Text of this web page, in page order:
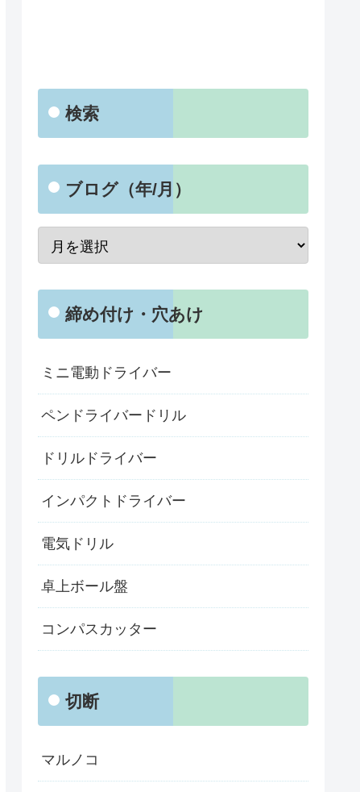
検索
ブログ（年/月）
締め付け・穴あけ
ミニ電動ドライバー
ペンドライバードリル
ドリルドライバー
インパクトドライバー
電気ドリル
卓上ボール盤
コンパスカッター
切断
マルノコ